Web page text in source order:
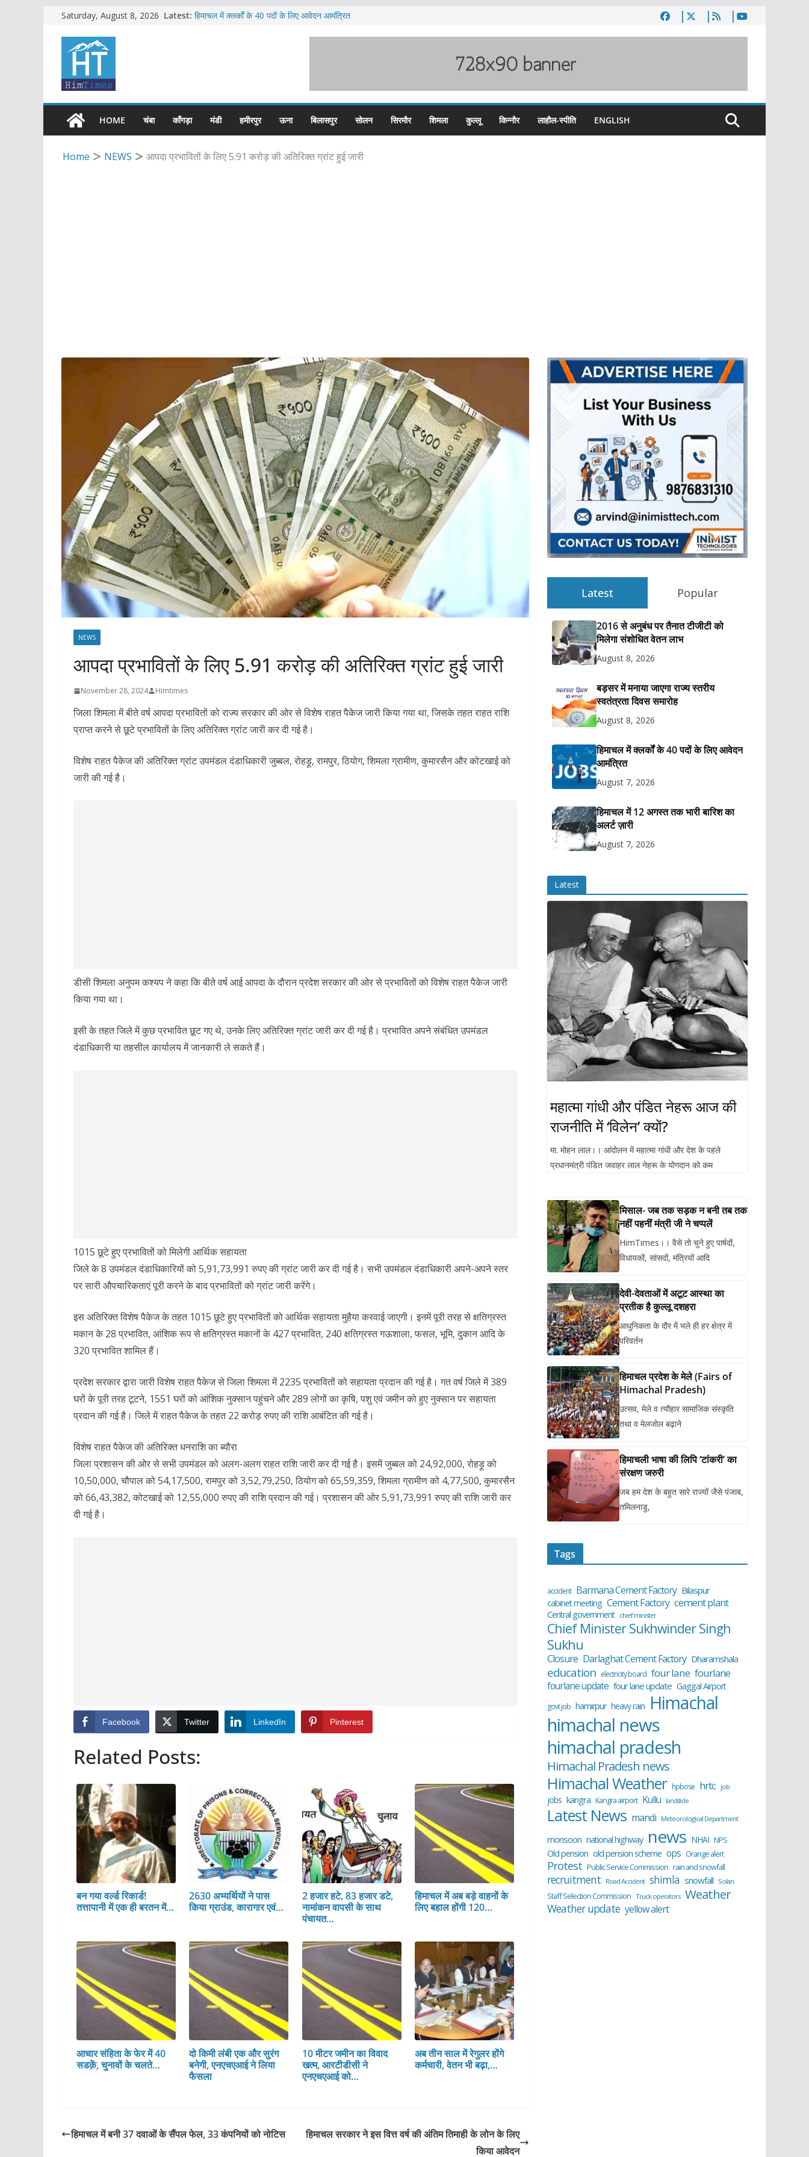
Skip
content
Saturday, August 8, 2026 Latest: हिमाचल में क्लर्कों के 40 पदों के लिए आवेदन आमंत्रित
सब-इंस्पेक्टर सहित शिमला पुलिस के तीन कर्मचारी सस्पेंड
HOME चंबा काँगड़ा मंडी हमीरपुर ऊना बिलासपुर सोलन सिरमौर शिमला कुल्लू किन्नौर लाहौल-स्पीति ENGLISH
Home NEWS आपदा प्रभावितों के लिए 5.91 करोड़ की अतिरिक्त ग्रांट हुई जारी
NEWS
आपदा प्रभावितों के लिए 5.91 करोड़ की अतिरिक्त ग्रांट हुई जारी
November 28, 2024 Himtimes
जिला शिमला में बीते वर्ष आपदा प्रभावितों को राज्य सरकार की ओर से विशेष राहत पैकेज जारी किया गया था, जिसके तहत राहत राशि
प्राप्त करने से छूटे प्रभावितों के लिए अतिरिक्त ग्रांट जारी कर दी गई है।
विशेष राहत पैकेज की अतिरिक्त ग्रांट उपमंडल दंडाधिकारी जुब्बल, रोहड़ू, रामपुर, ठियोग, शिमला ग्रामीण, कुमारसैन और कोटखाई को
जारी की गई है।
डीसी शिमला अनुपम कश्यप ने कहा कि बीते वर्ष आई आपदा के दौरान प्रदेश सरकार की ओर से प्रभावितों को विशेष राहत पैकेज जारी
किया गया था।
इसी के तहत जिले में कुछ प्रभावित छूट गए थे, उनके लिए अतिरिक्त ग्रांट जारी कर दी गई है। प्रभावित अपने संबंधित उपमंडल
दंडाधिकारी या तहसील कार्यालय में जानकारी ले सकते हैं।
1015 छूटे हुए प्रभावितों को मिलेगी आर्थिक सहायता
जिले के 8 उपमंडल दंडाधिकारियों को 5,91,73,991 रुपए की ग्रांट जारी कर दी गई है। सभी उपमंडल दंडाधिकारी अपने-अपने स्तर
पर सारी औपचारिकताएं पूरी करने के बाद प्रभावितों को ग्रांट जारी करेंगे।
इस अतिरिक्त विशेष पैकेज के तहत 1015 छूटे हुए प्रभावितों को आर्थिक सहायता मुहैया करवाई जाएगी। इनमें पूरी तरह से क्षतिग्रस्त
मकान के 28 प्रभावित, आंशिक रूप से क्षतिग्रस्त मकानों के 427 प्रभावित, 240 क्षतिग्रस्त गऊशाला, फसल, भूमि, दुकान आदि के
320 प्रभावित शामिल हैं।
प्रदेश सरकार द्वारा जारी विशेष राहत पैकेज से जिला शिमला में 2235 प्रभावितों को सहायता प्रदान की गई है। गत वर्ष जिले में 389
घरों के पूरी तरह टूटने, 1551 घरों को आंशिक नुक्सान पहुंचने और 289 लोगों का कृषि, पशु एवं जमीन को हुए नुक्सान पर सहायता
प्रदान की गई है। जिले में राहत पैकेज के तहत 22 करोड़ रुपए की राशि आबंटित की गई है।
विशेष राहत पैकेज की अतिरिक्त धनराशि का ब्यौरा
जिला प्रशासन की ओर से सभी उपमंडल को अलग-अलग राहत राशि जारी कर दी गई है। इसमें जुब्बल को 24,92,000, रोहड़ू को
10,50,000, चौपाल को 54,17,500, रामपुर को 3,52,79,250, ठियोग को 65,59,359, शिमला ग्रामीण को 4,77,500, कुमारसैन
को 66,43,382, कोटखाई को 12,55,000 रुपए की राशि प्रदान की गई। प्रशासन की ओर 5,91,73,991 रुपए की राशि जारी कर
दी गई है।
Facebook Twitter LinkedIn Pinterest
Related Posts:
बन गया वर्ल्ड रिकार्ड!
तत्तापानी में एक ही बरतन में…
2630 अभ्यर्थियों ने पास
किया ग्राउंड, कारागार एवं…
2 हजार हटे, 83 हजार डटे,
नामांकन वापसी के साथ
पंचायत…
हिमाचल में अब बड़े वाहनों के
लिए बहाल होंगी 120…
आचार संहिता के फेर में 40
सडक़ें, चुनावों के चलते…
दो किमी लंबी एक और सुरंग
बनेगी, एनएचएआई ने लिया
फैसला
10 मीटर जमीन का विवाद
खत्म, आरटीडीसी ने
एनएचएआई को…
अब तीन साल में रेगुलर होंगे
कर्मचारी, वेतन भी बढ़ा,…
हिमाचल में बनी 37 दवाओं के सैंपल फेल, 33 कंपनियों को नोटिस
हिमाचल सरकार ने इस वित्त वर्ष की अंतिम तिमाही के लोन के लिए
किया आवेदन
Latest Popular
2016 से अनुबंध पर तैनात टीजीटी को
मिलेगा संशोधित वेतन लाभ
August 8, 2026
बड़सर में मनाया जाएगा राज्य स्तरीय
स्वतंत्रता दिवस समारोह
August 8, 2026
हिमाचल में क्लर्कों के 40 पदों के लिए आवेदन
आमंत्रित
August 7, 2026
हिमाचल में 12 अगस्त तक भारी बारिश का
अलर्ट ज़ारी
August 7, 2026
Latest
महात्मा गांधी और पंडित नेहरू आज की
राजनीति में ‘विलेन’ क्यों?
मा. मोहन लाल।। आंदोलन में महात्मा गांधी और देश के पहले
प्रधानमंत्री पंडित जवाहर लाल नेहरू के योगदान को कम
मिसाल- जब तक सड़क न बनी तब तक
नहीं पहनीं मंत्री जी ने चप्पलें
HimTimes।। वैसे तो चुने हुए पार्षदों,
विधायकों, सांसदों, मंत्रियों आदि
देवी-देवताओं में अटूट आस्था का
प्रतीक है कुल्लू दशहरा
आधुनिकता के दौर में भले ही हर क्षेत्र में
परिवर्तन
हिमाचल प्रदेश के मेले (Fairs of
Himachal Pradesh)
उत्सव, मेले व त्यौहार सामाजिक संस्कृति
तथा व मेलजोल बढ़ाने
हिमाचली भाषा की लिपि ‘टांकरी’ का
संरक्षण जरुरी
जब हम देश के बहुत सारे राज्यों जैसे पंजाब,
तमिलनाडु,
Tags
accident Barmana Cement Factory Bilaspur
cabinet meeting Cement Factory cement plant
Central government chief minister
Chief Minister Sukhwinder Singh
Sukhu
Closure Darlaghat Cement Factory Dharamshala
education electricity board four lane fourlane
fourlane update four lane update Gaggal Airport
govt job hamirpur heavy rain Himachal
himachal news
himachal pradesh
Himachal Pradesh news
Himachal Weather hpbose hrtc job
jobs kangra Kangra airport Kullu landslide
Latest News mandi Meteorological Department
monsoon national highway news NHAI NPS
Old pension old pension scheme ops Orange alert
Protest Public Service Commission rain and snowfall
recruitment Road Accident shimla snowfall Solan
Staff Selection Commission Truck operators Weather
Weather update yellow alert